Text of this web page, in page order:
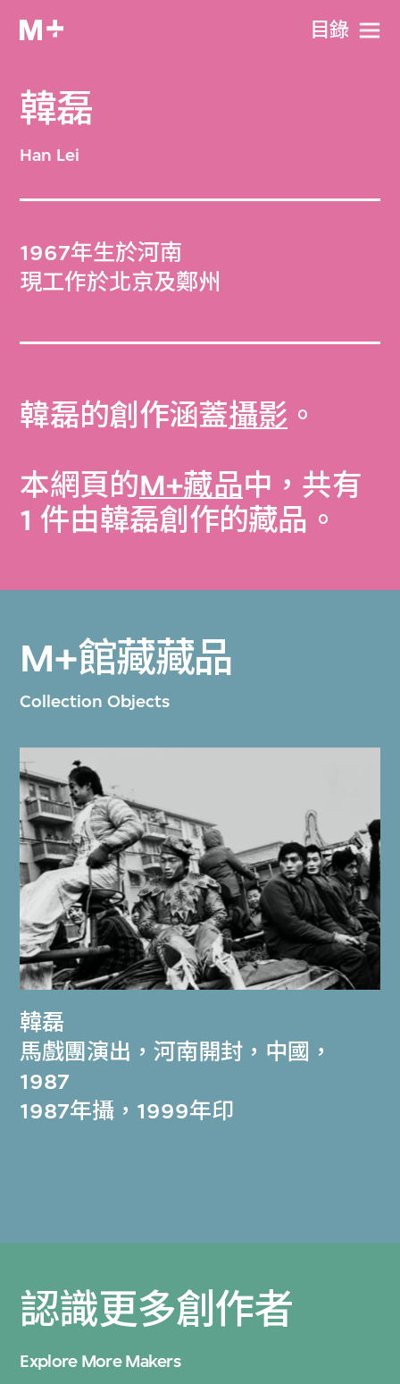
目​錄
韓磊
Han Lei
1967年生於河南
現工作於北京及鄭州
韓磊的創作涵蓋攝影 。
本網頁的M+藏品中，共有
1 件由韓磊創作的藏品。
M+館藏藏品
Collection Objects
韓磊
馬戲團演出，河南開封，中國，
1987
1987年攝，1999年印
認識更多創作者
Explore More Makers